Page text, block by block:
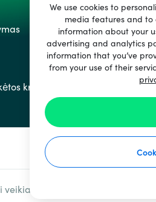
We use cookies to
media features and to
information about your
advertising and analytics
information that you’ve
from your use of their
kredito kortelės
veikia